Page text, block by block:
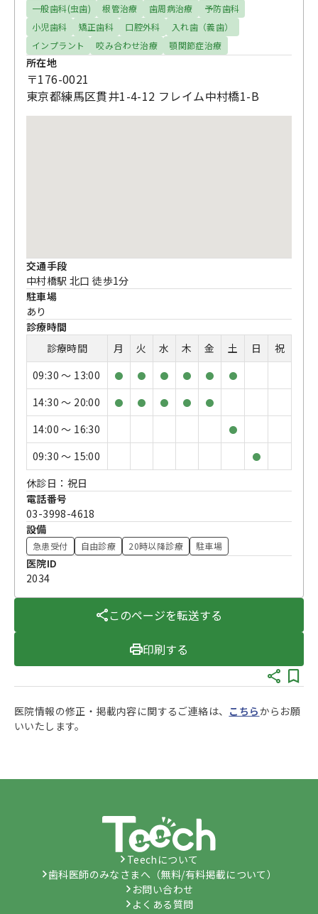
一般歯科(虫歯) 根管治療 歯周病治療
予防歯科
小児歯科
矯正歯科 口腔外科
入れ歯（義歯）
インプラント
咬み合わせ治療 顎関節症治療
所在地
〒176-0021
東京都練馬区貫井1-4-12 フレイム中村橋1-B
交通手段
中村橋駅 北口 徒歩1分
駐車場
あり
診療時間
診療時間
月 火 水 木 金 土 日
祝
09:30 〜 13:00
● ● ● ● ● ●
14:30 〜 20:00 ● ● ● ● ●
14:00 〜 16:30 ●
09:30 〜 15:00 ●
休診日：祝日
電話番号
03-3998-4618
設備
急患受付 自由診療 20時以降診療 駐車場
医院ID
2034
このページを転送する
印刷する
医院情報の修正・掲載内容に関するご連絡は、 こちらからお願
いいたします。
Teechについて
歯科医師のみなさまへ（無料/有料掲載について）
お問い合わせ
よくある質問